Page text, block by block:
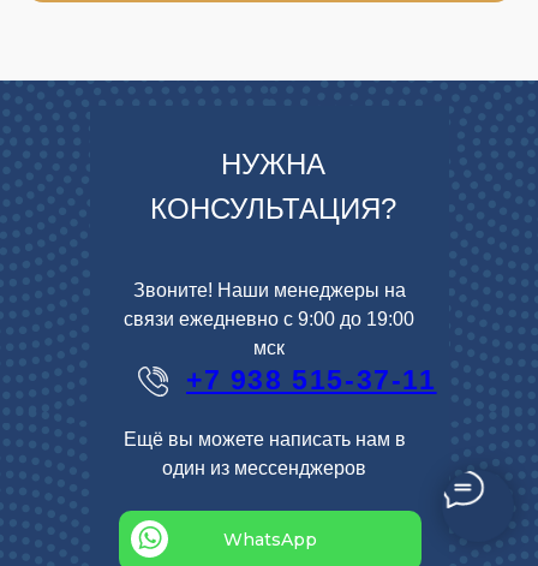
Звоните! Наши менеджеры на
связи ежедневно с 9:00 до 19:00
мск
WhatsApp
+7 938 515-37-11
НУЖНА
КОНСУЛЬТАЦИЯ?
Ещё вы можете написать нам в
один из мессенджеров